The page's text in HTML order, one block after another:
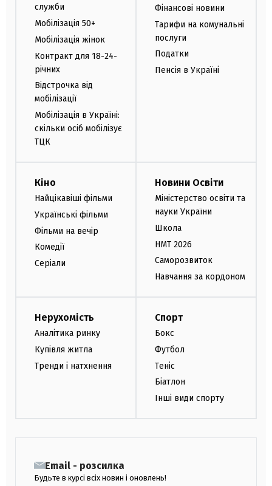
служби
Мобілізація 50+
Мобілізація жінок
Контракт для 18-24-
річних
Відстрочка від
мобілізації
Мобілізація в Україні:
скільки осіб мобілізує
ТЦК
Фінансові новини
Тарифи на комунальні
послуги
Податки
Пенсія в Україні
Кіно
Найцікавіші фільми
Українські фільми
Фільми на вечір
Комедії
Серіали
Новини Освіти
Міністерство освіти та
науки України
Школа
НМТ 2026
Саморозвиток
Навчання за кордоном
Нерухомість
Аналітика ринку
Купівля житла
Тренди і натхнення
Спорт
Бокс
Футбол
Теніс
Біатлон
Інші види спорту
Email - розсилка
Будьте в курсі всіх новин і оновлень!